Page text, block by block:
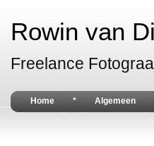
Rowin van
Freelance
Home * Algemeen